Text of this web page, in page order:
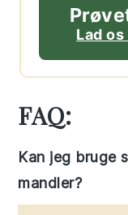
Lad
FAQ:
Kan jeg bruge
mandler?